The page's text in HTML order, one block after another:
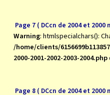
Page 7 ( DCcn de 2004 et 2000
Warning: htmlspecialchars():
/home/clients/
2000-2001-2002-2003-2004.php
Page 8 ( DCcn de 2004 et 2000